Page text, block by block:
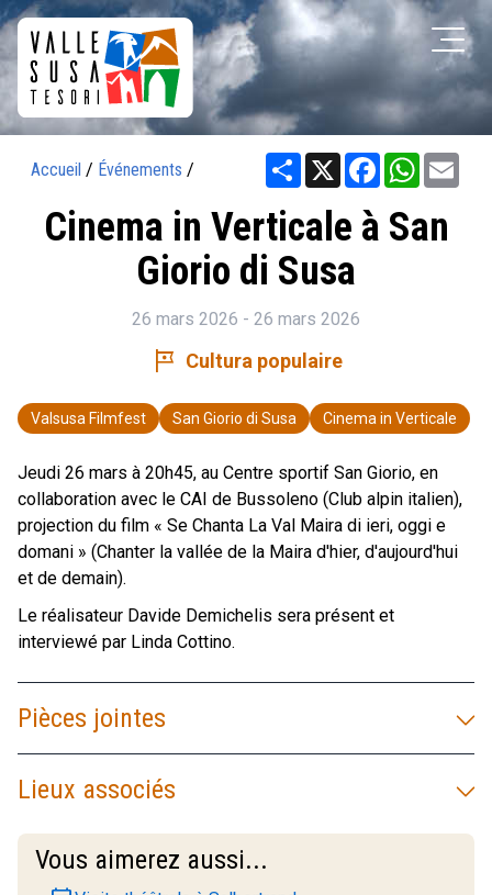
Accueil / Événements / Share X Facebook
Cinema in Verticale à San
Giorio di Susa
26 mars 2026 - 26 mars 2026
tour Cultura populaire
Valsusa Filmfest San Giorio di Susa Cinema in Verticale
Jeudi 26 mars à 20h45, au Centre sportif San Giorio, en
collaboration avec le CAI de Bussoleno (Club alpin italien),
projection du film « Se Chanta La Val Maira di ieri, oggi e
domani » (Chanter la vallée de la Maira d'hier, d'aujourd'hui
et de demain).
Le réalisateur Davide Demichelis sera présent et
interviewé par Linda Cottino.
Pièces jointes
Lieux associés
Vous aimerez aussi...